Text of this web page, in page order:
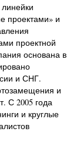
проектами» и
проектной
основана в
и СНГ.
и
С 2005 года
и круглые